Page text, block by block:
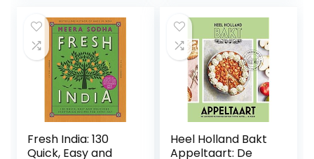
Fresh India: 130
Quick, Easy and
Heel Holland Bakt
Appeltaart: De